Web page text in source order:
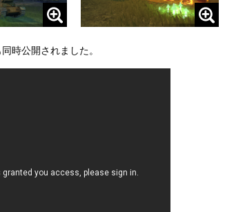
時公開されました。